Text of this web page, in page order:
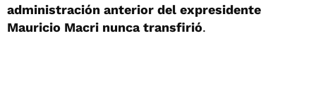
administración anterior del expresidente
Mauricio Macri nunca transfirió.